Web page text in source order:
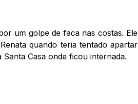
um golpe de faca nas costas. Ele
quando teria tentado apartar
Casa onde ficou internada.